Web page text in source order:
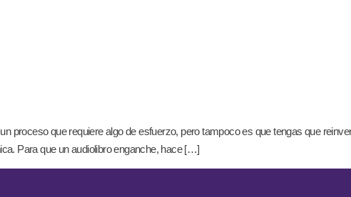
proceso que requiere algo de esfuerzo, pero tampoco es que tengas que
Para que un audiolibro enganche, hace […]